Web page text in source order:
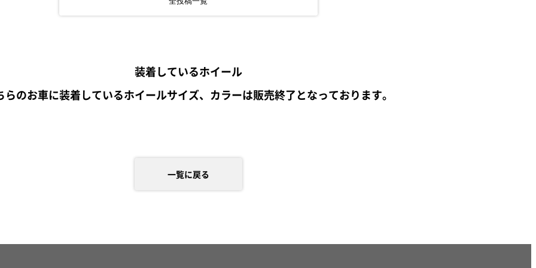
装着しているホイール
らのお車に装着しているホイールサイズ、カラーは販売終了となっております。
一覧に戻る